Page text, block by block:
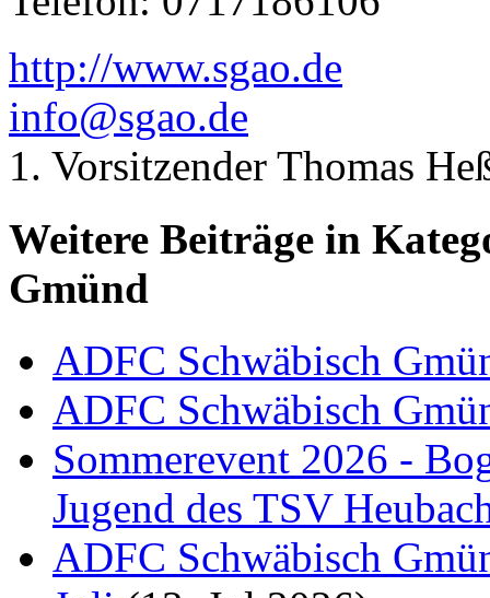
http://www.sgao.de
info@sgao.de
1. Vorsitzender Thomas
Weitere Beiträge in
Gmünd
ADFC Schwäbisch
ADFC Schwäbisch
Sommerevent 2026 -
Jugend des TSV
ADFC Schwäbisch